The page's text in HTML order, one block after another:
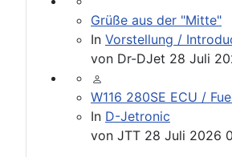
Grüße aus der "Mitte"
In Vorstellung /
von Dr-DJet 28 Juli
W116 280SE ECU /
In D-Jetronic
von JTT 28 Juli 2026